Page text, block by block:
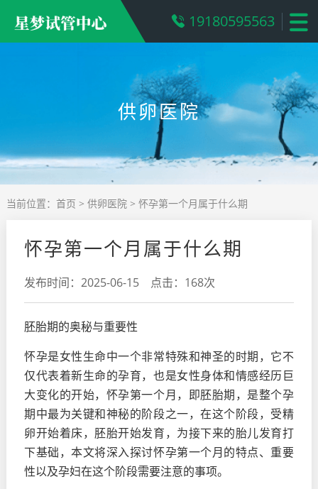
19180595563
供卵医院
当前位置： 首页 > 供卵医院> 怀孕第一个月属于什么期
怀孕第一个月属于什么期
发布时间：2025-06-15 点击：168次
胚胎期的奥秘与重要性
怀孕是女性生命中一个非常特殊和神圣的时期，它不
仅代表着新生命的孕育，也是女性身体和情感经历巨
大变化的开始，怀孕第一个月，即胚胎期，是整个孕
期中最为关键和神秘的阶段之一，在这个阶段，受精
卵开始着床，胚胎开始发育，为接下来的胎儿发育打
下基础，本文将深入探讨怀孕第一个月的特点、重要
性以及孕妇在这个阶段需要注意的事项。